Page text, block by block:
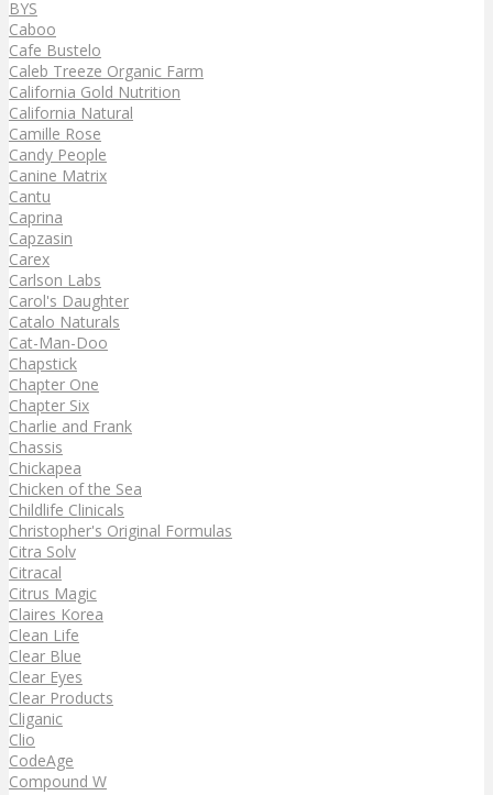
BYS
Caboo
Cafe Bustelo
Caleb Treeze Organic Farm
California Gold Nutrition
California Natural
Camille Rose
Candy People
Canine Matrix
Cantu
Caprina
Capzasin
Carex
Carlson Labs
Carol's Daughter
Catalo Naturals
Cat-Man-Doo
Chapstick
Chapter One
Chapter Six
Charlie and Frank
Chassis
Chickapea
Chicken of the Sea
Childlife Clinicals
Christopher's Original Formulas
Citra Solv
Citracal
Citrus Magic
Claires Korea
Clean Life
Clear Blue
Clear Eyes
Clear Products
Cliganic
Clio
CodeAge
Compound W